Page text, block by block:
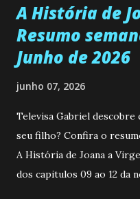
A História de
Resumo
Junho de 2026
junho 07, 2026
Televisa Gabriel descobre
seu filho? Confira o
A História de Joana a
dos capitulos 09 ao 12 da